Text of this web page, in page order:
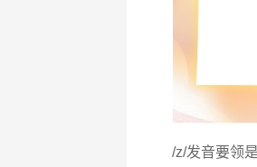
/z/发音要领